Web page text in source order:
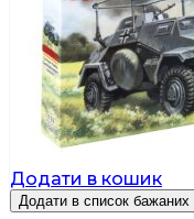
Додати в кошик
Додати в список бажаних